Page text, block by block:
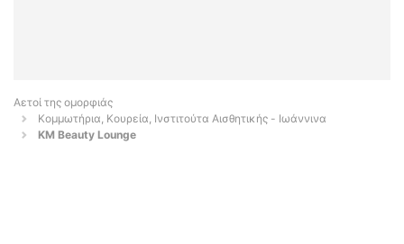
Αετοί της ομορφιάς
Κομμωτήρια, Κουρεία, Ινστιτούτα Αισθητικής - Ιωάννινα
KM Beauty Lounge